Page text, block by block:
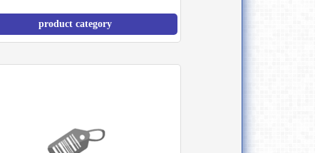
product category